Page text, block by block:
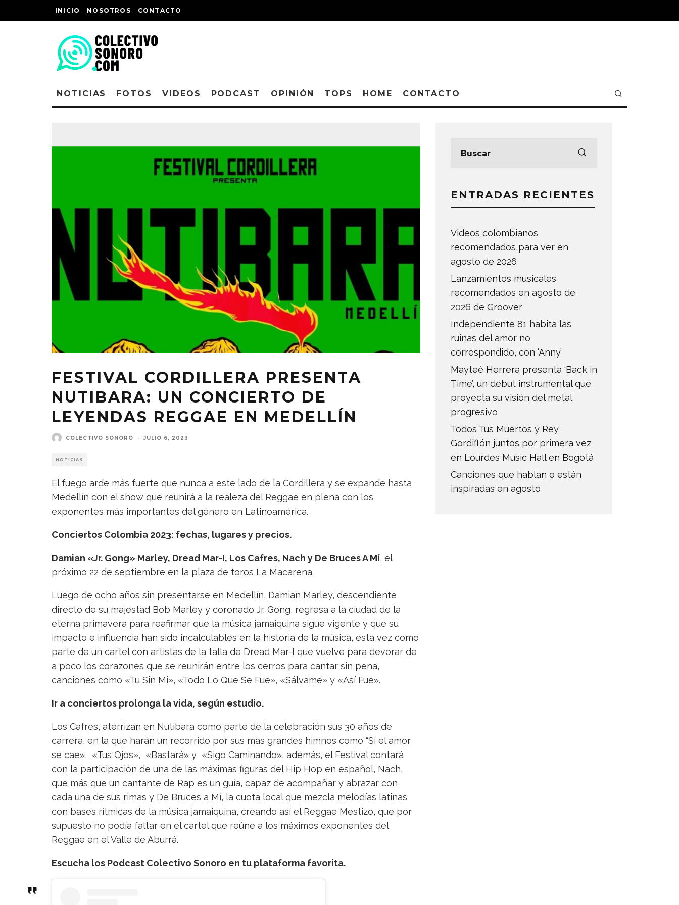
INICIO NOSOTROS CONTACTO
NOTICIAS FOTOS VIDEOS PODCAST OPINIÓN TOPS HOME CONTACTO
FESTIVAL CORDILLERA PRESENTA
NUTIBARA: UN CONCIERTO DE
LEYENDAS REGGAE EN MEDELLÍN
COLECTIVO SONORO · JULIO 6, 2023
NOTICIAS
El fuego arde más fuerte que nunca a este lado de la Cordillera y se expande hasta
Medellín con el show que reunirá a la realeza del Reggae en plena con los
exponentes más importantes del género en Latinoamérica.
Conciertos Colombia 2023: fechas, lugares y precios.
Damian «Jr. Gong» Marley, Dread Mar-I, Los Cafres, Nach y De Bruces A Mí, el
próximo 22 de septiembre en la plaza de toros La Macarena.
Luego de ocho años sin presentarse en Medellín, Damian Marley, descendiente
directo de su majestad Bob Marley y coronado Jr. Gong, regresa a la ciudad de la
eterna primavera para reafirmar que la música jamaiquina sigue vigente y que su
impacto e influencia han sido incalculables en la historia de la música, esta vez como
parte de un cartel con artistas de la talla de Dread Mar-I que vuelve para devorar de
a poco los corazones que se reunirán entre los cerros para cantar sin pena,
canciones como «Tu Sin Mi», «Todo Lo Que Se Fue», «Sálvame» y «Así Fue».
Ir a conciertos prolonga la vida, según estudio.
Los Cafres, aterrizan en Nutibara como parte de la celebración sus 30 años de
carrera, en la que harán un recorrido por sus más grandes himnos como “Si el amor
se cae», «Tus Ojos», «Bastará» y «Sigo Caminando», además, el Festival contará
con la participación de una de las máximas figuras del Hip Hop en español, Nach,
que más que un cantante de Rap es un guía, capaz de acompañar y abrazar con
cada una de sus rimas y De Bruces a Mí, la cuota local que mezcla melodías latinas
con bases rítmicas de la música jamaiquina, creando así el Reggae Mestizo, que por
supuesto no podía faltar en el cartel que reúne a los máximos exponentes del
Reggae en el Valle de Aburrá.
Escucha los Podcast Colectivo Sonoro en tu plataforma favorita.
ENTRADAS RECIENTES
Videos colombianos
recomendados para ver en
agosto de 2026
Lanzamientos musicales
recomendados en agosto de
2026 de Groover
Independiente 81 habita las
ruinas del amor no
correspondido, con ‘Anny’
Mayteé Herrera presenta ‘Back in
Time’, un debut instrumental que
proyecta su visión del metal
progresivo
Todos Tus Muertos y Rey
Gordiflón juntos por primera vez
en Lourdes Music Hall en Bogotá
Canciones que hablan o están
inspiradas en agosto